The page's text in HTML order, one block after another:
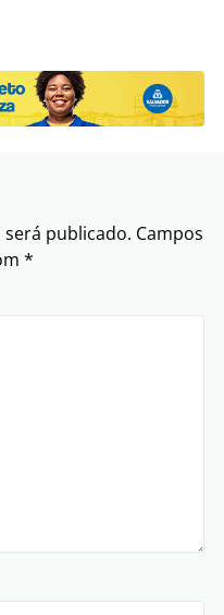
será publicado. Campos
*